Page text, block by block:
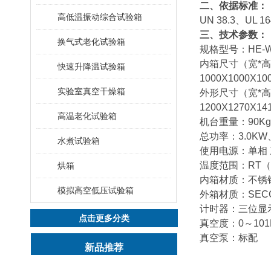
高低温振动综合试验箱
换气式老化试验箱
快速升降温试验箱
实验室真空干燥箱
高温老化试验箱
水煮试验箱
烘箱
模拟高空低压试验箱
点击更多分类
新品推荐
二、依据标准：
UN 38.3、UL
三、技术参数：
规格型号：HE-
内箱尺寸（宽*
外形尺寸（宽*
机台重量：
总功率：3.0KW
使用电源：单相
温度范围：RT
内箱材质：不锈
外箱材质：
计时器：三位显
真空度：0～
真空泵：标配